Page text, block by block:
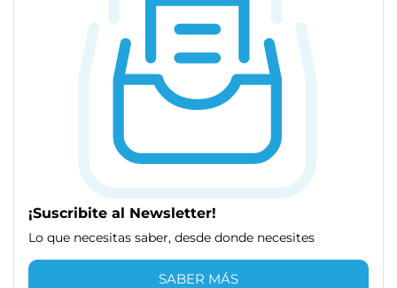
¡Suscribite al Newsletter!
Lo que necesitas saber, desde donde necesites
SABER MÁS